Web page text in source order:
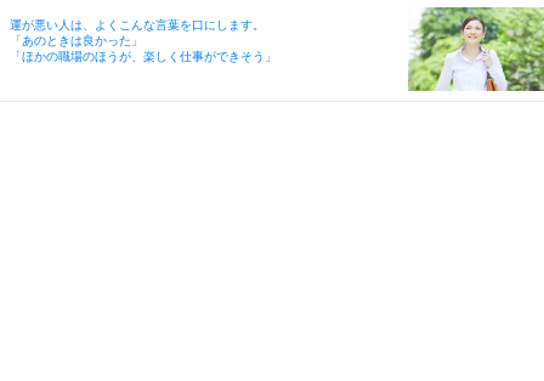
運が悪い人は、よくこんな言葉を口にします。
「あのときは良かった」
「ほかの職場のほうが、楽しく仕事ができそう」